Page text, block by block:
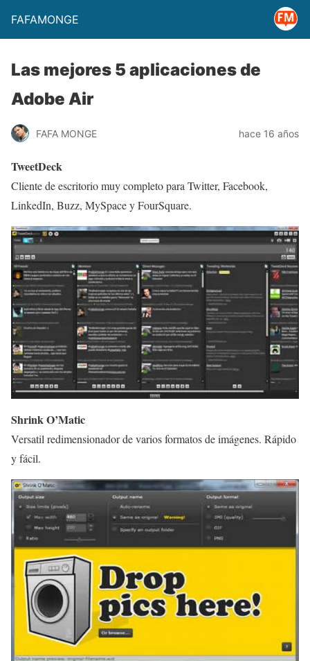
FAFAMONGE
Las mejores 5 aplicaciones de
Adobe Air
FAFA MONGE hace 16 años
TweetDeck
Cliente de escritorio muy completo para Twitter, Facebook,
LinkedIn, Buzz, MySpace y FourSquare.
Shrink O’Matic
Versatil redimensionador de varios formatos de imágenes. Rápido
y fácil.